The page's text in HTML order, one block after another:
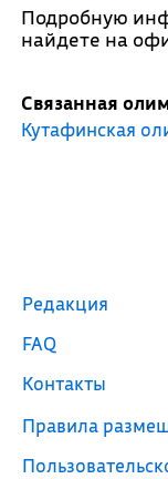
Подробную
найдете на
Связанная
Кутафинская
Редакция
FAQ
Контакты
Правила